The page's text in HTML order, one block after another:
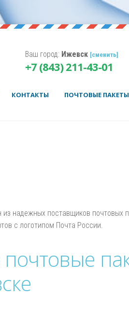
Ваш город: Ижевск [сменить]
+7 (843) 211-43-01
КОНТАКТЫ ПОЧТОВЫЕ
из надежных поставщиков
с логотипом Почта России.
Username
Корзина пуста.